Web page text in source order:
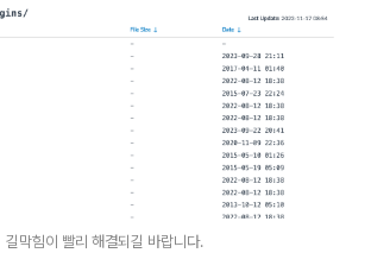
길막힘이 빨리 해결되길 바랍니다.